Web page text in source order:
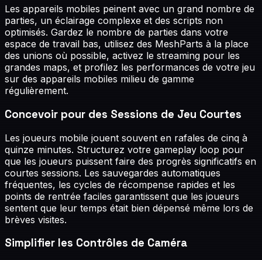
Les appareils mobiles peinent avec un grand nombre de
parties, un éclairage complexe et des scripts non
optimisés. Gardez le nombre de parties dans votre
espace de travail bas, utilisez des MeshParts à la place
des unions où possible, activez le streaming pour les
grandes maps, et profilez les performances de votre jeu
sur des appareils mobiles milieu de gamme
régulièrement.
Concevoir pour des Sessions de Jeu Courtes
Les joueurs mobile jouent souvent en rafales de cinq à
quinze minutes. Structurez votre gameplay loop pour
que les joueurs puissent faire des progrès significatifs en
courtes sessions. Les sauvegardes automatiques
fréquentes, les cycles de récompense rapides et les
points de rentrée faciles garantissent que les joueurs
sentent que leur temps était bien dépensé même lors de
brèves visites.
Simplifier les Contrôles de Caméra